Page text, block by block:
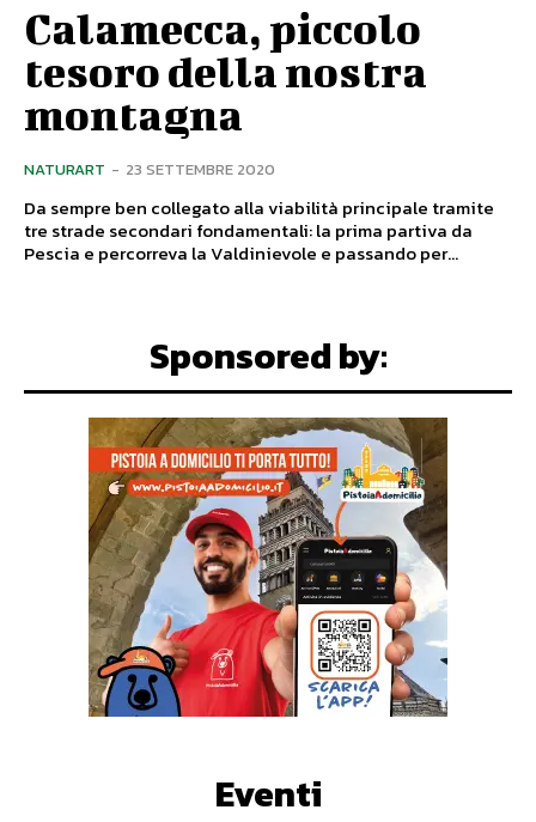
Calamecca, piccolo
tesoro della nostra
montagna
NATURART - 23 SETTEMBRE 2020
Da sempre ben collegato alla viabilità principale tramite
tre strade secondari fondamentali: la prima partiva da
Pescia e percorreva la Valdinievole e passando per...
Sponsored by:
Eventi